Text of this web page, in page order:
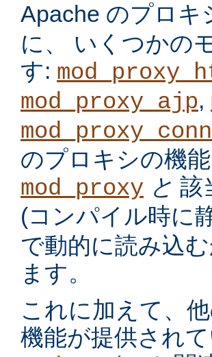
Apache のプロキ
に、 いくつかの
す:
mod_proxy_ajp,
のプロキシの機
mod_proxy と 該
(コンパイル時に
で動的に読み込
ます。
これに加えて、
機能が提供され